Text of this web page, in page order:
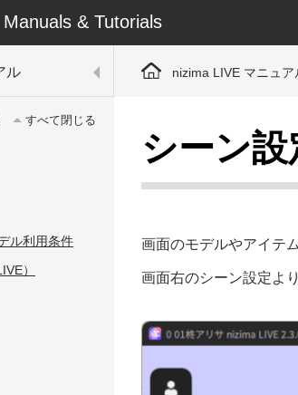
Manuals & Tutorials
ル
すべて閉じる
ル利用条件
）
nizima LIVE マニュア
シーン設
画面のモデルやアイテ
画面右のシーン設定よ